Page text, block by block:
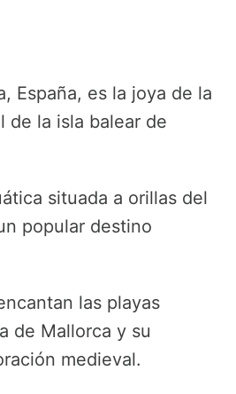
España, es la joya de la
de la isla balear de
situada a orillas del
popular destino
las playas
de Mallorca y su
medieval.